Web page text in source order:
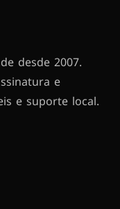
desde 2007.
e
e suporte local.